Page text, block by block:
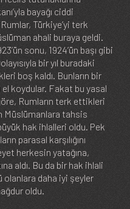
bayağı ciddi
Türkiye’yi terk
ahali buraya geldi.
sonu, 1924’ün başı gibi
bir yıl buradaki
boş kaldı. Bunların bir
el koydular. Fakat bu yasal
Rumların terk ettikleri
Müslümanlara tahsis
hak ihlalleri oldu. Pek
parasal karşılığını
herkesin yatağına,
aldı. Bu da bir hak ihlali
olanlara daha iyi şeyler
oldu.